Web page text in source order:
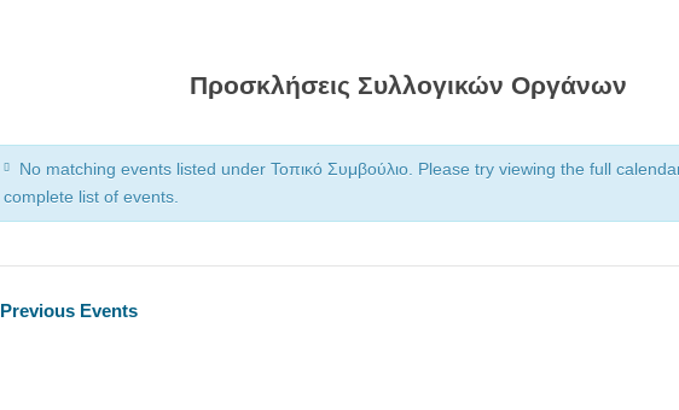
Προσκλήσεις Συλλογικών Οργάνων
No matching events listed under Τοπικό Συμβούλιο. Please try viewing the full
complete list of events.
Previous Events